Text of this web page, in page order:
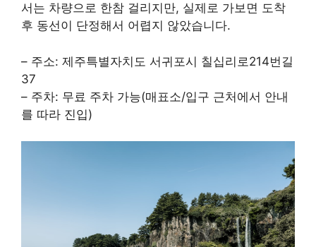
서는 차량으로 한참 걸리지만, 실제로 가보면 도착
후 동선이 단정해서 어렵지 않았습니다.
– 주소: 제주특별자치도 서귀포시 칠십리로214번길
37
– 주차: 무료 주차 가능(매표소/입구 근처에서 안내
를 따라 진입)